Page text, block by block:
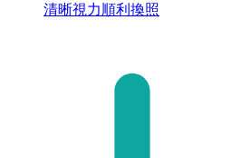
清晰視力順利換照